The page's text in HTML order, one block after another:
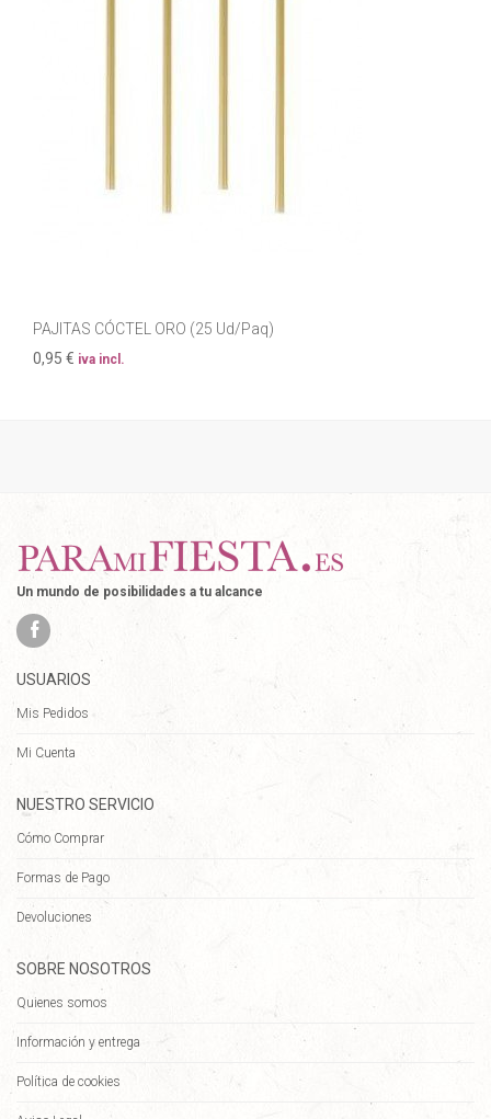
PAJITAS CÓCTEL ORO (25 Ud/Paq)
0,95 € iva incl.
Un mundo de posibilidades a tu alcance
USUARIOS
Mis Pedidos
Mi Cuenta
NUESTRO SERVICIO
Cómo Comprar
Formas de Pago
Devoluciones
SOBRE NOSOTROS
Quienes somos
Información y entrega
Política de cookies